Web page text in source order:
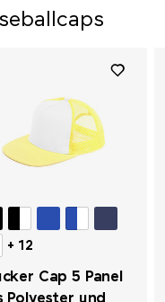
+ 12
Cap 5 Panel